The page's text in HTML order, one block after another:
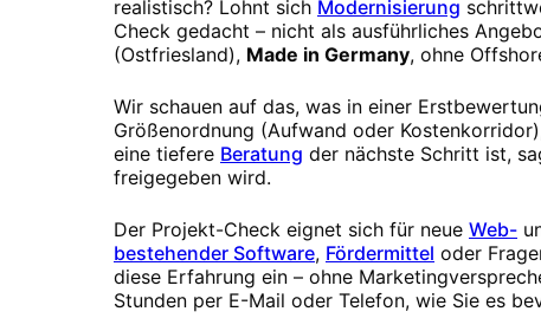
realistisch? Lohnt sich Modernisierung
Check gedacht – nicht als ausführliches
(Ostfriesland), Made in Germany, ohne
Wir schauen auf das, was in einer
Größenordnung (Aufwand oder
eine tiefere Beratung der nächste Schritt ist,
freigegeben wird.
Der Projekt-Check eignet sich für neue Web-
bestehender Software, Fördermittel oder
diese Erfahrung ein – ohne
Stunden per E-Mail oder Telefon, wie Sie es